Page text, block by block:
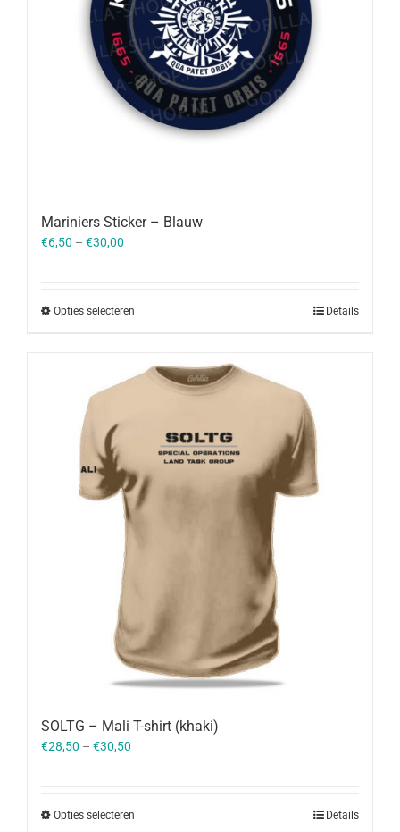
Mariniers Sticker – Blauw
€6,50 – €30,00
Opties selecteren Details
SOLTG – Mali T-shirt (khaki)
€28,50 – €30,50
Opties selecteren Details